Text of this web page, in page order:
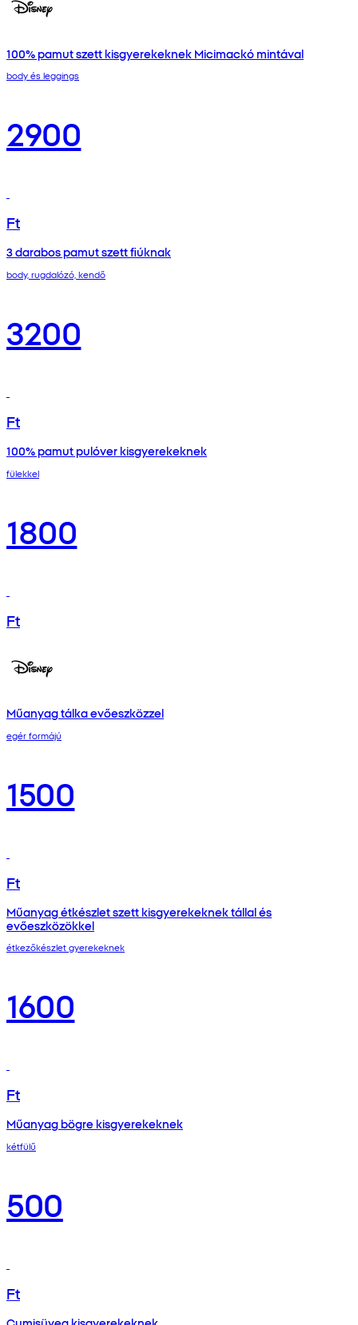
100% pamut szett kisgyerekeknek Micimackó mintával
body és leggings
2900
Ft
3 darabos pamut szett fiúknak
body, rugdalózó, kendő
3200
Ft
100% pamut pulóver kisgyerekeknek
fülekkel
1800
Ft
Műanyag tálka evőeszközzel
egér formájú
1500
Ft
Műanyag étkészlet szett kisgyerekeknek tállal és
evőeszközökkel
étkezőkészlet gyerekeknek
1600
Ft
Műanyag bögre kisgyerekeknek
kétfülű
500
Ft